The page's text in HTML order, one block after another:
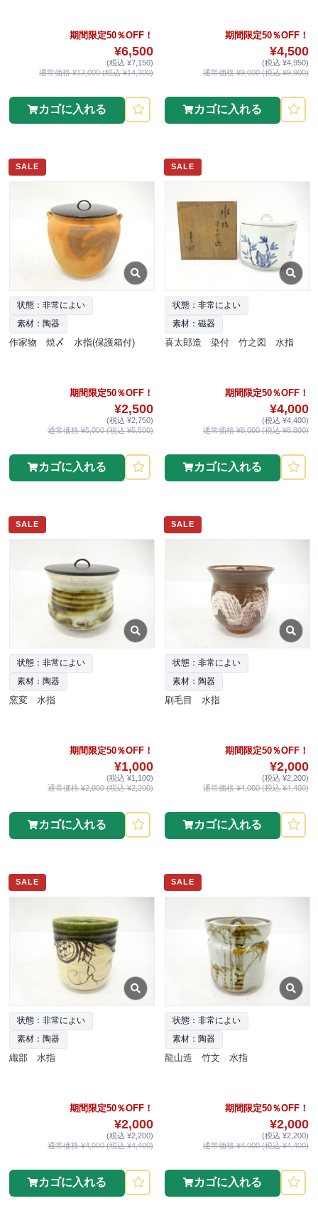
期間限定50％OFF！
¥6,500
(税込 ¥7,150)
通常価格 ¥13,000 (税込 ¥14,300)
カゴに入れる
期間限定50％OFF！
¥4,500
(税込 ¥4,950)
通常価格 ¥9,000 (税込 ¥9,900)
カゴに入れる
SALE
状態：非常によい
素材：陶器
作家物 焼〆 水指(保護箱付)
期間限定50％OFF！
¥2,500
(税込 ¥2,750)
通常価格 ¥5,000 (税込 ¥5,500)
カゴに入れる
SALE
状態：非常によい
素材：磁器
喜太郎造 染付 竹之図 水指
期間限定50％OFF！
¥4,000
(税込 ¥4,400)
通常価格 ¥8,000 (税込 ¥8,800)
カゴに入れる
SALE
状態：非常によい
素材：陶器
窯変 水指
期間限定50％OFF！
¥1,000
(税込 ¥1,100)
通常価格 ¥2,000 (税込 ¥2,200)
カゴに入れる
SALE
状態：非常によい
素材：陶器
刷毛目 水指
期間限定50％OFF！
¥2,000
(税込 ¥2,200)
通常価格 ¥4,000 (税込 ¥4,400)
カゴに入れる
SALE
状態：非常によい
素材：陶器
織部 水指
期間限定50％OFF！
¥2,000
(税込 ¥2,200)
通常価格 ¥4,000 (税込 ¥4,400)
カゴに入れる
SALE
状態：非常によい
素材：陶器
龍山造 竹文 水指
期間限定50％OFF！
¥2,000
(税込 ¥2,200)
通常価格 ¥4,000 (税込 ¥4,400)
カゴに入れる